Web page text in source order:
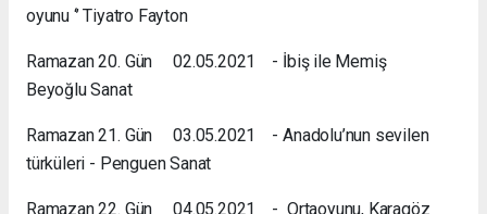
oyunu ‘’ Tiyatro Fayton
Ramazan 20. Gün 02.05.2021 - İbiş ile Memiş
Beyoğlu Sanat
Ramazan 21. Gün 03.05.2021 - Anadolu’nun sevilen
türküleri - Penguen Sanat
Ramazan 22. Gün 04.05.2021 - Ortaoyunu, Karagöz